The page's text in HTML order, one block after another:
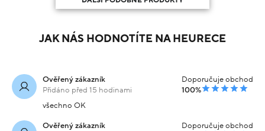
JAK NÁS HODNOTÍTE NA HEURECE
Ověřený zákazník
Přidáno před 15 hodinami
Doporučuje obchod
100%
všechno OK
Ověřený zákazník
Doporučuje obchod